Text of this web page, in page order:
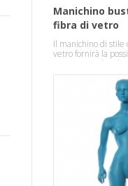
Manichino
fibra di vetro
Il manichino di
vetro fornirà la
vestiti in modo